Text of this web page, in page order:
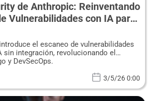
de Anthropic: Reinventando
Vulnerabilidades con IA para
el escaneo de vulnerabilidades
sin integración, revolucionando el
y DevSecOps.
3/5/26 0:00